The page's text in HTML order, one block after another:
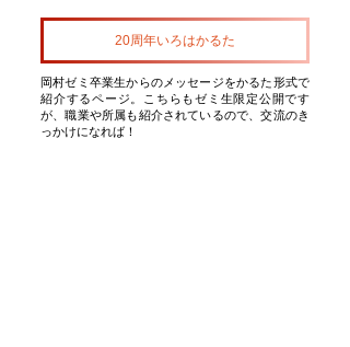
20周年いろはかるた
岡村ゼミ卒業生からのメッセージをかるた形式で
紹介するページ。こちらもゼミ生限定公開です
が、職業や所属も紹介されているので、交流のき
っかけになれば！